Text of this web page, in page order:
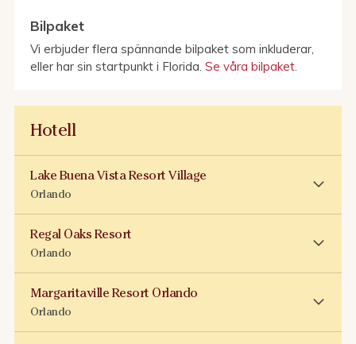
Bilpaket
Vi erbjuder flera spännande bilpaket som inkluderar,
eller har sin startpunkt i Florida. Se våra bilpaket.
Hotell
Lake Buena Vista Resort Village
Orlando
Regal Oaks Resort
Orlando
Margaritaville Resort Orlando
Orlando